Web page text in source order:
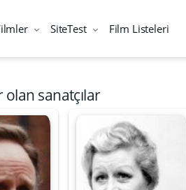
SiteTest Film Listeleri
olan sanatçılar